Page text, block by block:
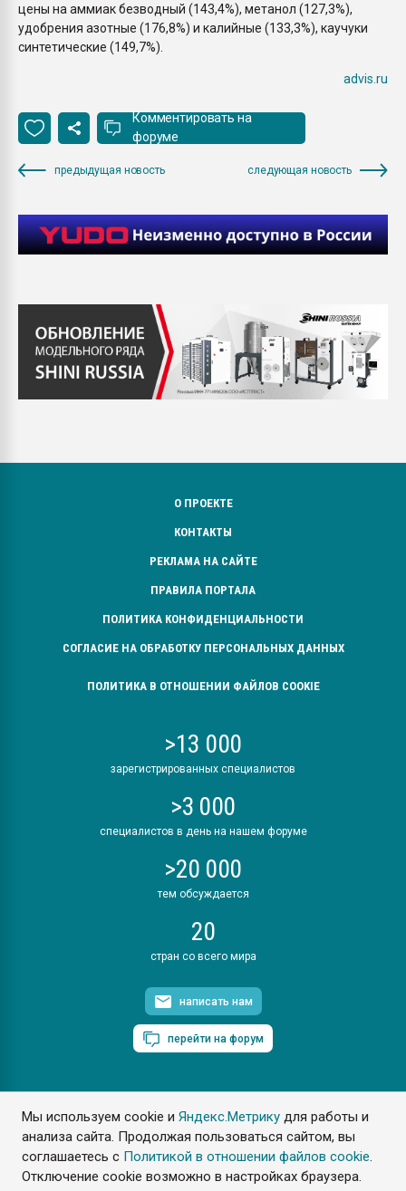
Мы используем cookie иЯндекс.Метрику для работы и
анализа сайта. Продолжая пользоваться сайтом, вы
соглашаетесь с Политикой в отношении файлов cookie.
Отключение cookie возможно в настройках браузера.
цены на аммиак безводный (143,4%), метанол (127,3%),
удобрения азотные (176,8%) и калийные (133,3%), каучуки
синтетические (149,7%).
advis.ru
Комментировать на
форуме
предыдущая новость следующая новость
О ПРОЕКТЕ
КОНТАКТЫ
РЕКЛАМА НА САЙТЕ
ПРАВИЛА ПОРТАЛА
ПОЛИТИКА КОНФИДЕНЦИАЛЬНОСТИ
СОГЛАСИЕ НА ОБРАБОТКУ ПЕРСОНАЛЬНЫХ ДАННЫХ
ПОЛИТИКА В ОТНОШЕНИИ ФАЙЛОВ COOKIE
>13 000
зарегистрированных специалистов
>3 000
специалистов в день на нашем форуме
>20 000
тем обсуждается
20
стран со всего мира
написать нам
перейти на форум
ПластЭксперт © 2006. Все права защищены
Разрешается копирование материалов сайта с обязательной
ссылкой на www.e-plastic.ru
Разработка сайта